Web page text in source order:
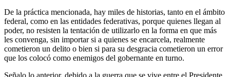
De la práctica mencionada, hay miles de historias, tanto en el ámbito
federal, como en las entidades federativas, porque quienes llegan al
poder, no resisten la tentación de utilizarlo en la forma en que más
les convenga, sin importar si a quienes se encarcela, realmente
cometieron un delito o bien si para su desgracia cometieron un error
que los colocó como enemigos del gobernante en turno.
Señalo lo anterior, debido a la guerra que se vive entre el Presidente